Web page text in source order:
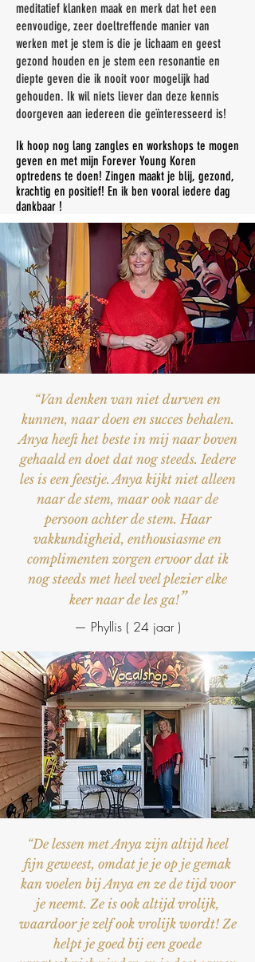
meditatief klanken maak en merk dat het een
eenvoudige, zeer doeltreffende manier van
werken met je stem is die je lichaam en geest
gezond houden en je stem een resonantie en
diepte geven die ik nooit voor mogelijk had
gehouden. Ik wil niets liever dan deze kennis
doorgeven aan iedereen die geïnteresseerd is!
Ik hoop nog lang zangles en workshops te mogen
geven en met mijn Forever Young Koren
optredens te doen! Zingen maakt je blij, gezond,
krachtig en positief! En ik ben vooral iedere dag
dankbaar !
“Van denken van niet durven en
kunnen, naar doen en succes behalen.
Anya heeft het beste in mij naar boven
gehaald en doet dat nog steeds. Iedere
les is een feestje. Anya kijkt niet alleen
naar de stem, maar ook naar de
persoon achter de stem. Haar
vakkundigheid, enthousiasme en
complimenten zorgen ervoor dat ik
nog steeds met heel veel plezier elke
keer naar de les ga!”
— Phyllis ( 24 jaar )
“De lessen met Anya zijn altijd heel
fijn geweest, omdat je je op je gemak
kan voelen bij Anya en ze de tijd voor
je neemt. Ze is ook altijd vrolijk,
waardoor je zelf ook vrolijk wordt! Ze
helpt je goed bij een goede